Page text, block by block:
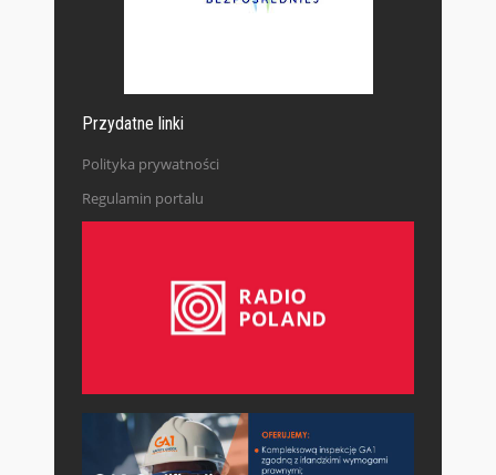
Przydatne linki
Polityka prywatności
Regulamin portalu